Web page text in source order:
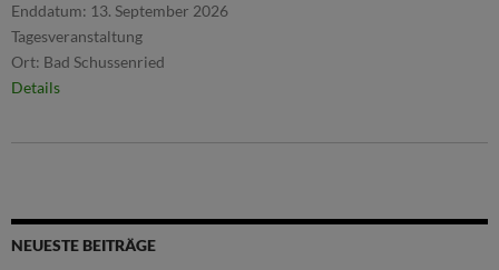
Enddatum: 13. September 2026
Tagesveranstaltung
Ort: Bad Schussenried
Details
NEUESTE BEITRÄGE